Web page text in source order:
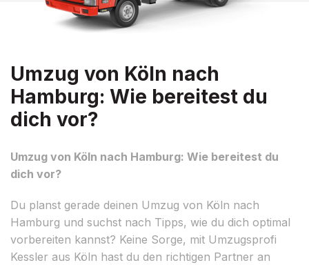
Umzug von Köln nach
Hamburg: Wie bereitest du
dich vor?
Umzug von Köln nach Hamburg: Wie bereitest du
dich vor?
Du planst gerade deinen Umzug von Köln nach
Hamburg und suchst nach Tipps, wie du dich optimal
vorbereiten kannst? Keine Sorge, mit Umzugsprofi
Kessler aus Köln hast du den richtigen Partner an